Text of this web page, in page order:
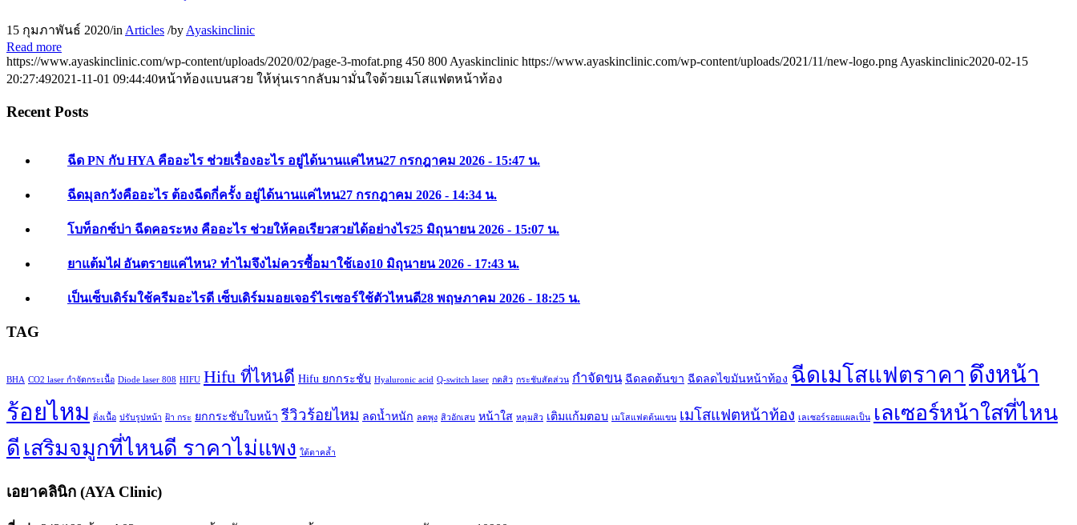
15 กุมภาพันธ์ 2020/in Articles /by Ayaskinclinic
Read more
https://www.ayaskinclinic.com/wp-content/uploads/2020/02/page-3-mofat.png 450 800 Ayaskinclinic https://www.ayaskinclinic.com/wp-content/uploads/2021/11/new-logo.png Ayaskinclinic2020-02-15
20:27:492021-11-01 09:44:40หน้าท้องแบนสวย ให้หุ่นเรากลับมามั่นใจด้วยเมโสแฟตหน้าท้อง
Recent Posts
ฉีด PN กับ HYA คืออะไร ช่วยเรื่องอะไร อยู่ได้นานแค่ไหน27 กรกฎาคม 2026 - 15:47 น.
ฉีดมุลกวังคืออะไร ต้องฉีดกี่ครั้ง อยู่ได้นานแค่ไหน27 กรกฎาคม 2026 - 14:34 น.
โบท็อกซ์บ่า ฉีดคอระหง คืออะไร ช่วยให้คอเรียวสวยได้อย่างไร25 มิถุนายน 2026 - 15:07 น.
ยาแต้มไฝ อันตรายแค่ไหน? ทำไมจึงไม่ควรซื้อมาใช้เอง10 มิถุนายน 2026 - 17:43 น.
เป็นเซ็บเดิร์มใช้ครีมอะไรดี เซ็บเดิร์มมอยเจอร์ไรเซอร์ใช้ตัวไหนดี28 พฤษภาคม 2026 - 18:25 น.
TAG
BHA CO2 laser กำจัดกระเนื้อ Diode laser 808 HIFU Hifu ที่ไหนดี Hifu ยกกระชับ Hyaluronic acid Q-switch laser กดสิว กระชับสัดส่วน กำจัดขน ฉีดลดต้นขา ฉีดลดไขมันหน้าท้อง ฉีดเมโสแฟตราคา ดึงหน้า
ร้อยไหม ติ่งเนื้อ ปรับรูปหน้า ฝ้า กระ ยกกระชับใบหน้า รีวิวร้อยไหม ลดน้ำหนัก ลดพุง สิวอักเสบ หน้าใส หลุมสิว เติมแก้มตอบ เมโสแฟตต้นแขน เมโสแฟตหน้าท้อง เลเซอร์รอยแผลเป็น เลเซอร์หน้าใสที่ไหน
ดี เสริมจมูกที่ไหนดี ราคาไม่แพง ใต้ตาคล้ำ
เอยาคลินิก (AYA Clinic)